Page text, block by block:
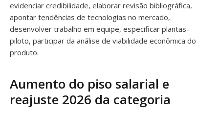
evidenciar credibilidade, elaborar revisão bibliográfica,
apontar tendências de tecnologias no mercado,
desenvolver trabalho em equipe, especificar plantas-
piloto, participar da análise de viabilidade econômica do
produto.
Aumento do piso salarial e
reajuste 2026 da categoria